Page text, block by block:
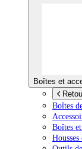
Boîtes et
Boîtes
Boîtes
Housses